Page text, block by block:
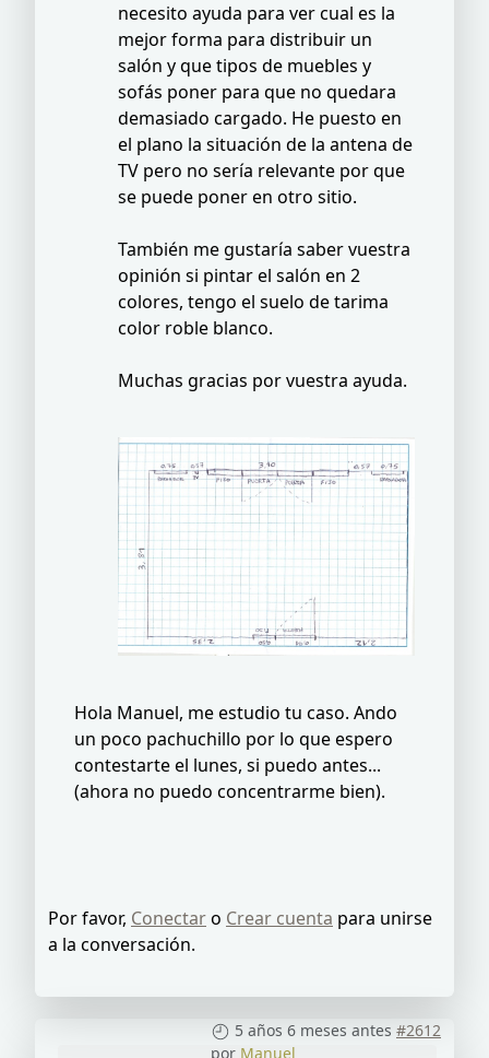
necesito ayuda para ver cual es la
mejor forma para distribuir un
salón y que tipos de muebles y
sofás poner para que no quedara
demasiado cargado. He puesto en
el plano la situación de la antena de
TV pero no sería relevante por que
se puede poner en otro sitio.
También me gustaría saber vuestra
opinión si pintar el salón en 2
colores, tengo el suelo de tarima
color roble blanco.
Muchas gracias por vuestra ayuda.
Hola Manuel, me estudio tu caso. Ando
un poco pachuchillo por lo que espero
contestarte el lunes, si puedo antes...
(ahora no puedo concentrarme bien).
Por favor, Conectaro Crear cuenta para unirse
a la conversación.
5 años 6 meses antes #2612
por Manuel